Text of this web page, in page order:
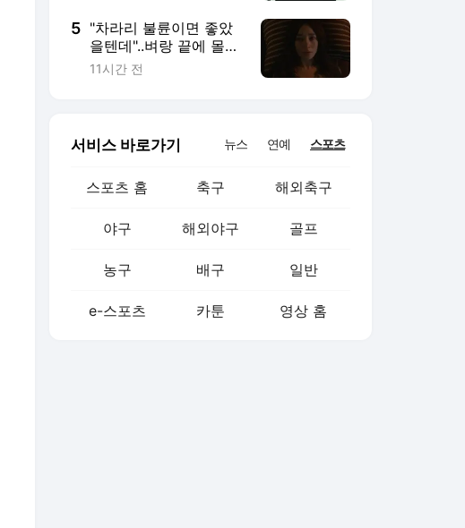
5 "차라리 불륜이면 좋았
을텐데"..벼랑 끝에 몰려
도 김혜수는 김혜수 [지
11시간 전
서비스 바로가기 뉴스 연예 스포츠
스포츠 홈 축구 해외축구
야구 해외야구 골프
농구 배구 일반
e-스포츠 카툰 영상 홈